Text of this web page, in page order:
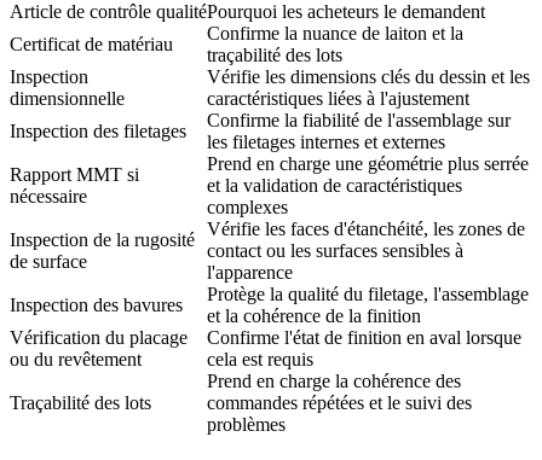
Article de contrôle qualitéPourquoi les acheteurs le demandent
Certificat de matériau
Confirme la nuance de laiton et la
traçabilité des lots
Inspection
dimensionnelle
Vérifie les dimensions clés du dessin et les
caractéristiques liées à l'ajustement
Inspection des filetages
Confirme la fiabilité de l'assemblage sur
les filetages internes et externes
Rapport MMT si
nécessaire
Prend en charge une géométrie plus serrée
et la validation de caractéristiques
complexes
Inspection de la rugosité
de surface
Vérifie les faces d'étanchéité, les zones de
contact ou les surfaces sensibles à
l'apparence
Inspection des bavures
Protège la qualité du filetage, l'assemblage
et la cohérence de la finition
Vérification du placage
ou du revêtement
Confirme l'état de finition en aval lorsque
cela est requis
Traçabilité des lots
Prend en charge la cohérence des
commandes répétées et le suivi des
problèmes